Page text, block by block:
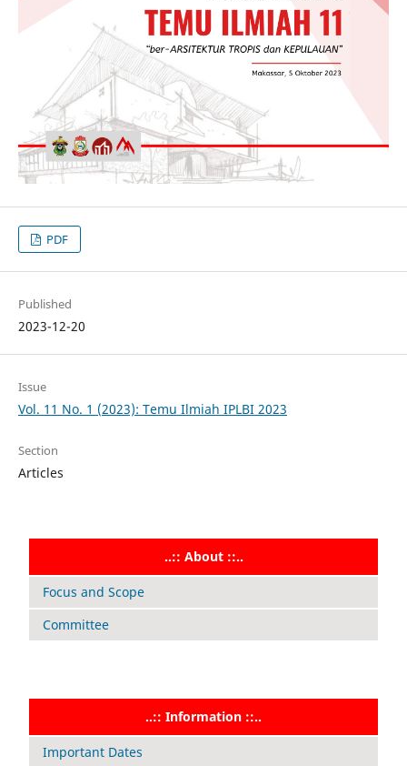
PDF
Published
2023-12-20
Issue
Vol. 11 No. 1 (2023): Temu Ilmiah IPLBI 2023
Section
Articles
..:: About ::..
Focus and Scope
Committee
..:: Information ::..
Important Dates